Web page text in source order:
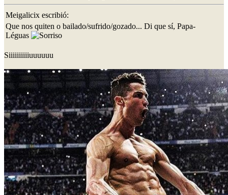
Meigalicix escribió:
Que nos quiten o bailado/sufrido/gozado... Di que sí, Papa-
Léguas
Siiiiiiiiiiuuuuuu